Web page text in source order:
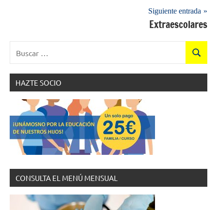
Siguiente entrada
Extraescolares
Buscar
HAZTE SOCIO
CONSULTA EL MENÚ MENSUAL